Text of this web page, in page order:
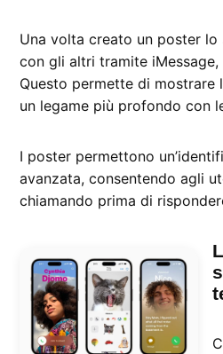
Una volta creato un poster
con gli altri tramite
Questo permette di mostrare
un legame più profondo con
I poster permettono
avanzata, consentendo agli
chiamando prima di